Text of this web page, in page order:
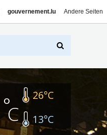
gouvernement.lu Andere Seiten
26°C
13°C